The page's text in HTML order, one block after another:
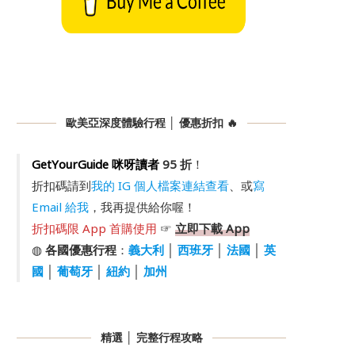
歐美亞深度體驗行程 │ 優惠折扣 🔥
GetYourGuide 咪呀讀者95 折！
折扣碼請到我的 IG 個人檔案連結查看、或寫
Email 給我，我再提供給你喔！
折扣碼限 App 首購使用 ☞ 立即下載 App
◍ 各國優惠行程： 義大利│ 西班牙│ 法國
英
國
葡萄牙│ 紐約│ 加州
精選 │ 完整行程攻略